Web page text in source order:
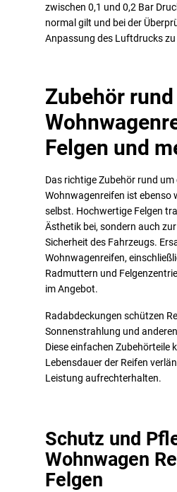
zwischen 0,1 und 0,2 Bar
normal gilt und bei der
Anpassung des Luftdrucks
Zubehör
Felgen und
Das richtige Zubehör rund um
Wohnwagenreifen ist ebenso
selbst. Hochwertige Felgen
Ästhetik bei, sondern auch
Sicherheit des Fahrzeugs.
Wohnwagenreifen,
Radmuttern und
im Angebot.
Radabdeckungen schützen
Sonnenstrahlung und
Diese einfachen Zubehörteile
Lebensdauer der Reifen
Leistung aufrechterhalten.
Schutz und
Wohnwagen
Felgen